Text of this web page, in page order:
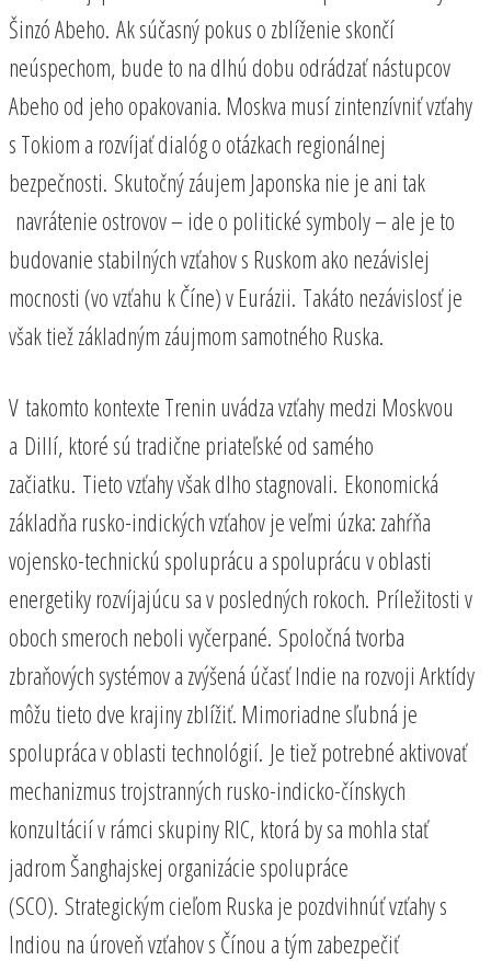
Šinzó Abeho. Ak súčasný pokus o zblíženie skončí
neúspechom, bude to na dlhú dobu odrádzať nástupcov
Abeho od jeho opakovania. Moskva musí zintenzívniť vzťahy
s Tokiom a rozvíjať dialóg o otázkach regionálnej
bezpečnosti. Skutočný záujem Japonska nie je ani tak
navrátenie ostrovov – ide o politické symboly – ale je to
budovanie stabilných vzťahov s Ruskom ako nezávislej
mocnosti (vo vzťahu k Číne) v Eurázii. Takáto nezávislosť je
však tiež základným záujmom samotného Ruska.
V takomto kontexte Trenin uvádza vzťahy medzi Moskvou
a Dillí, ktoré sú tradične priateľské od samého
začiatku. Tieto vzťahy však dlho stagnovali. Ekonomická
základňa rusko-indických vzťahov je veľmi úzka: zahŕňa
vojensko-technickú spoluprácu a spoluprácu v oblasti
energetiky rozvíjajúcu sa v posledných rokoch. Príležitosti v
oboch smeroch neboli vyčerpané. Spoločná tvorba
zbraňových systémov a zvýšená účasť Indie na rozvoji Arktídy
môžu tieto dve krajiny zblížiť. Mimoriadne sľubná je
spolupráca v oblasti technológií. Je tiež potrebné aktivovať
mechanizmus trojstranných rusko-indicko-čínskych
konzultácií v rámci skupiny RIC, ktorá by sa mohla stať
jadrom Šanghajskej organizácie spolupráce
(SCO). Strategickým cieľom Ruska je pozdvihnúť vzťahy s
Indiou na úroveň vzťahov s Čínou a tým zabezpečiť